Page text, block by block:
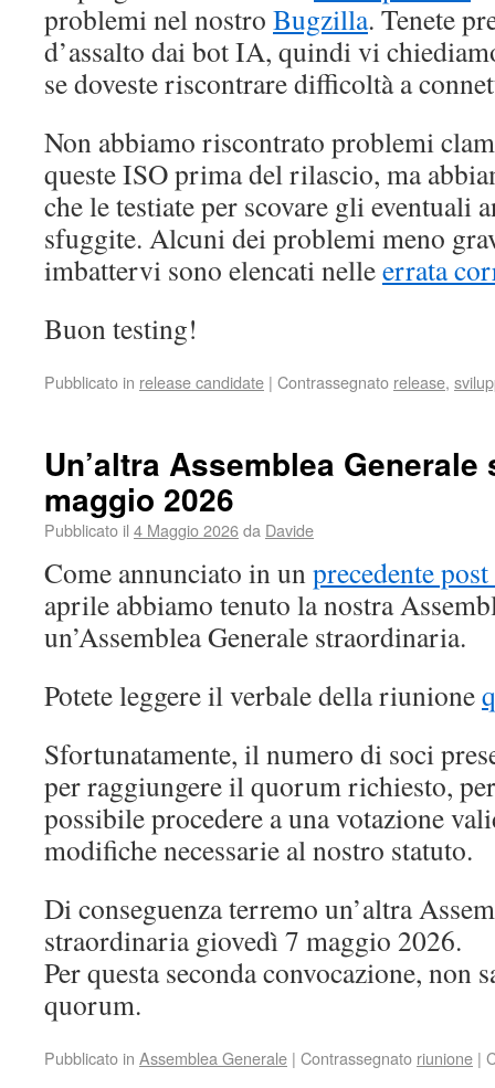
problemi nel nostro Bugzilla. Tenete
d’assalto dai bot IA, quindi vi
se doveste riscontrare difficoltà a
Non abbiamo riscontrato problemi
queste ISO prima del rilascio, ma
che le testiate per scovare gli eventuali
sfuggite. Alcuni dei problemi meno
imbattervi sono elencati nelleerrata
Buon testing!
Pubblicato in release candidate | Contrassegnato release,
Un’altra Assemblea
maggio 2026
Pubblicato il 4 Maggio 2026da Davide
Come annunciato in unprecedente
aprile abbiamo tenuto la nostra
un’Assemblea Generale straordinaria.
Potete leggere il verbale della riunione
Sfortunatamente, il numero di soci
per raggiungere il quorum richiesto,
possibile procedere a una votazione
modifiche necessarie al nostro statuto.
Di conseguenza terremo un’altra
straordinaria giovedì 7 maggio 2026.
Per questa seconda convocazione, non
quorum.
Pubblicato in Assemblea Generale | Contrassegnato riunione |